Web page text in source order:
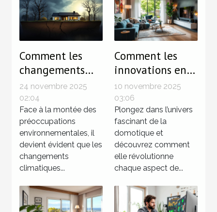
Comment les
changements
climatiques
influencent le
marché
immobilier ?
24 novembre 2025
02:04
Face à la montée des
préoccupations
environnementales, il
devient évident que les
changements
climatiques...
Comment les
innovations en
domotique
transforment-
elles l'habitat
moderne ?
10 novembre 2025
03:06
Plongez dans l’univers
fascinant de la
domotique et
découvrez comment
elle révolutionne
chaque aspect de...